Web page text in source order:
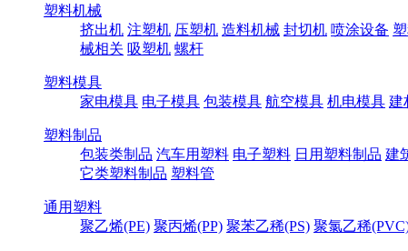
塑料机械
挤出机 注塑机 压塑机 造料机械 封切机 喷涂设备
械相关 吸塑机 螺杆
塑料模具
家电模具 电子模具 包装模具 航空模具 机电模具 建
塑料制品
包装类制品 汽车用塑料 电子塑料 日用塑料制品 建
它类塑料制品 塑料管
通用塑料
聚乙烯(PE) 聚丙烯(PP) 聚苯乙稀(PS) 聚氯乙稀